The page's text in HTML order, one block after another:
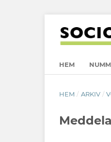
HEM
HEM / ARKIV /